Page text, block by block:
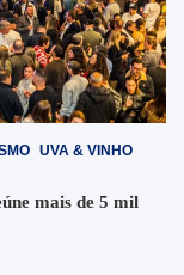
UVA & VINHO
mais de 5 mil